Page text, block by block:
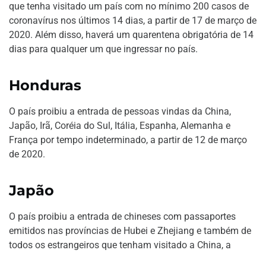
que tenha visitado um país com no mínimo 200 casos de
coronavírus nos últimos 14 dias, a partir de 17 de março de
2020. Além disso, haverá um quarentena obrigatória de 14
dias para qualquer um que ingressar no país.
Honduras
O país proibiu a entrada de pessoas vindas da China,
Japão, Irã, Coréia do Sul, Itália, Espanha, Alemanha e
França por tempo indeterminado, a partir de 12 de março
de 2020.
Japão
O país proibiu a entrada de chineses com passaportes
emitidos nas províncias de Hubei e Zhejiang e também de
todos os estrangeiros que tenham visitado a China, a